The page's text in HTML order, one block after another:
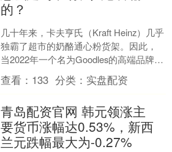
的？
几十年来，卡夫亨氏（Kraft Heinz）几乎
独霸了超市的奶酪通心粉货架。因此，
当2022年一个名为Goodles的高端品牌首
次登陆商店货架时，卡夫亨氏并没有....
查看： 133 分类： 实盘配资
青岛配资官网 韩元领涨主
要货币涨幅达0.53%，新西
兰元跌幅最大为-0.27%